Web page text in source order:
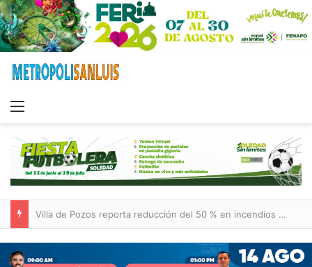
Villa de Pozos reporta reducción del 50 % en incendios forestales y de pastizales